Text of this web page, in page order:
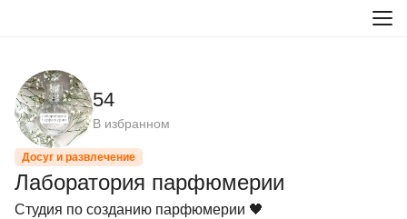
54
В избранном
Досуг и развлечение
Лаборатория парфюмерии
Студия по созданию парфюмерии 🖤